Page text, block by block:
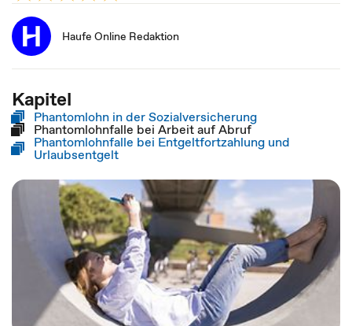
Haufe Online Redaktion
Kapitel
Phantomlohn in der Sozialversicherung
Phantomlohnfalle bei Arbeit auf Abruf
Phantomlohnfalle bei Entgeltfortzahlung und
Urlaubsentgelt